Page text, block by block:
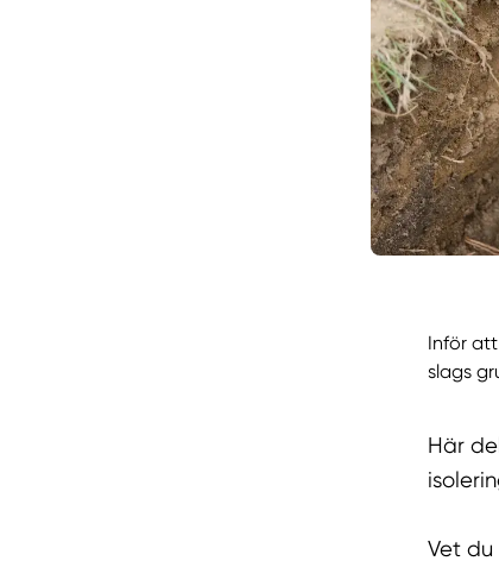
Inför
slags
Här
Vet du